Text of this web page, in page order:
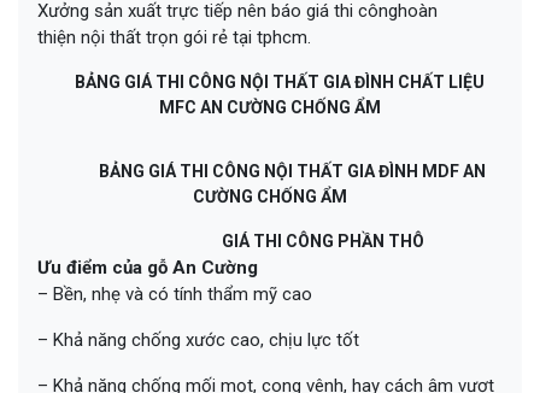
Xưởng sản xuất trực tiếp nên báo giá thi cônghoàn
thiện nội thất trọn gói rẻ tại tphcm.
BẢNG GIÁ THI CÔNG NỘI THẤT GIA ĐÌNH CHẤT LIỆU
MFC AN CƯỜNG CHỐNG ẨM
BẢNG GIÁ THI CÔNG NỘI THẤT GIA ĐÌNH MDF AN
CƯỜNG CHỐNG ẨM
GIÁ THI CÔNG PHẦN THÔ
Ưu điểm của gỗ An Cường
– Bền, nhẹ và có tính thẩm mỹ cao
– Khả năng chống xước cao, chịu lực tốt
– Khả năng chống mối mọt, cong vênh, hay cách âm vượt